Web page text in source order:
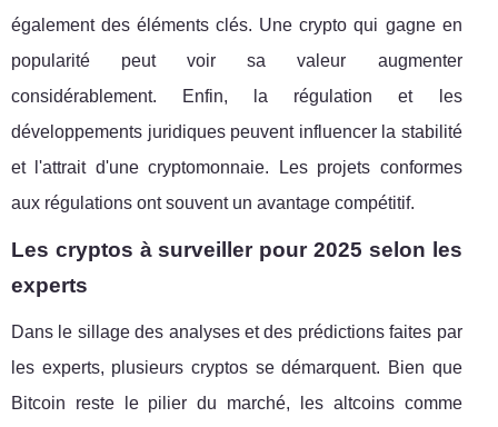
également des éléments clés. Une crypto qui gagne en
popularité peut voir sa valeur augmenter
considérablement. Enfin, la régulation et les
développements juridiques peuvent influencer la stabilité
et l'attrait d'une cryptomonnaie. Les projets conformes
aux régulations ont souvent un avantage compétitif.
Les cryptos à surveiller pour 2025 selon les
experts
Dans le sillage des analyses et des prédictions faites par
les experts, plusieurs cryptos se démarquent. Bien que
Bitcoin reste le pilier du marché, les altcoins comme